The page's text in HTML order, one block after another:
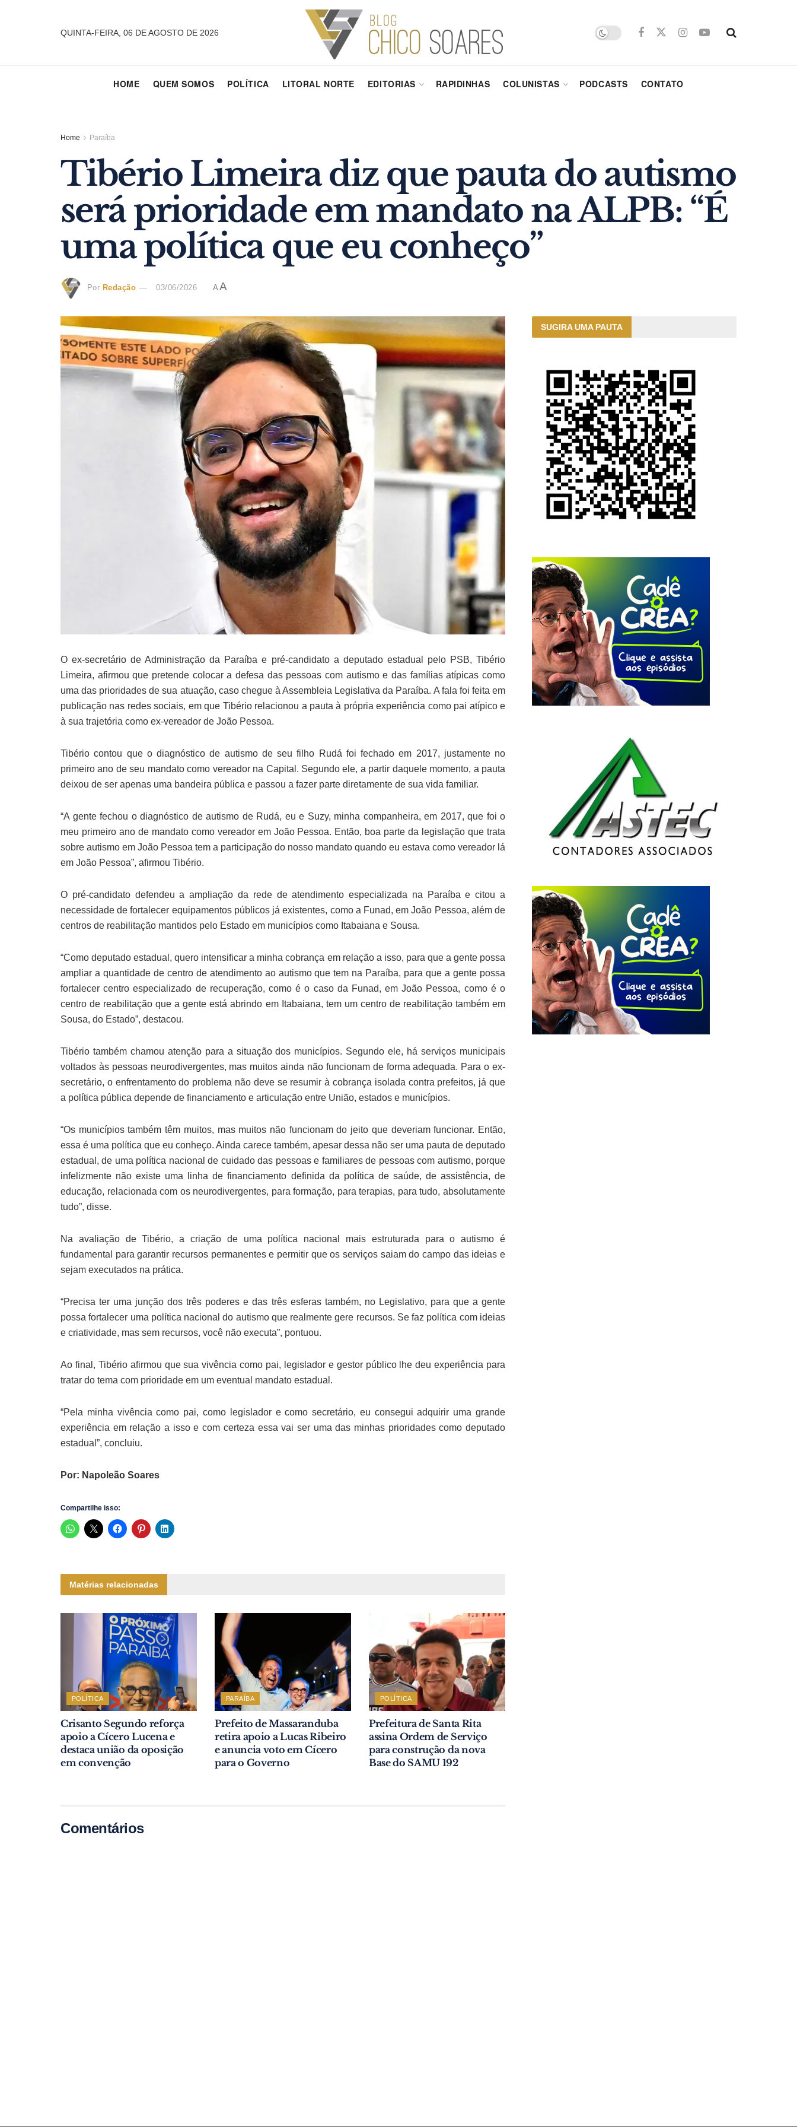
QUINTA-FEIRA, 06 DE AGOSTO DE 2026
HOME QUEM SOMOS POLÍTICA LITORAL NORTE EDITORIAS RAPIDINHAS COLUNISTAS PODCASTS CONTATO
Home Paraíba
Tibério Limeira diz que pauta do autismo
será prioridade em mandato na ALPB: “É
uma política que eu conheço”
Por Redação 03/06/2026 AA
O ex-secretário de Administração da Paraíba e pré-candidato a deputado estadual pelo PSB, Tibério
Limeira, afirmou que pretende colocar a defesa das pessoas com autismo e das famílias atípicas como
uma das prioridades de sua atuação, caso chegue à Assembleia Legislativa da Paraíba. A fala foi feita em
publicação nas redes sociais, em que Tibério relacionou a pauta à própria experiência como pai atípico e
à sua trajetória como ex-vereador de João Pessoa.
Tibério contou que o diagnóstico de autismo de seu filho Rudá foi fechado em 2017, justamente no
primeiro ano de seu mandato como vereador na Capital. Segundo ele, a partir daquele momento, a pauta
deixou de ser apenas uma bandeira pública e passou a fazer parte diretamente de sua vida familiar.
“A gente fechou o diagnóstico de autismo de Rudá, eu e Suzy, minha companheira, em 2017, que foi o
meu primeiro ano de mandato como vereador em João Pessoa. Então, boa parte da legislação que trata
sobre autismo em João Pessoa tem a participação do nosso mandato quando eu estava como vereador lá
em João Pessoa”, afirmou Tibério.
O pré-candidato defendeu a ampliação da rede de atendimento especializada na Paraíba e citou a
necessidade de fortalecer equipamentos públicos já existentes, como a Funad, em João Pessoa, além de
centros de reabilitação mantidos pelo Estado em municípios como Itabaiana e Sousa.
“Como deputado estadual, quero intensificar a minha cobrança em relação a isso, para que a gente possa
ampliar a quantidade de centro de atendimento ao autismo que tem na Paraíba, para que a gente possa
fortalecer centro especializado de recuperação, como é o caso da Funad, em João Pessoa, como é o
centro de reabilitação que a gente está abrindo em Itabaiana, tem um centro de reabilitação também em
Sousa, do Estado”, destacou.
Tibério também chamou atenção para a situação dos municípios. Segundo ele, há serviços municipais
voltados às pessoas neurodivergentes, mas muitos ainda não funcionam de forma adequada. Para o ex-
secretário, o enfrentamento do problema não deve se resumir à cobrança isolada contra prefeitos, já que
a política pública depende de financiamento e articulação entre União, estados e municípios.
“Os municípios também têm muitos, mas muitos não funcionam do jeito que deveriam funcionar. Então,
essa é uma política que eu conheço. Ainda carece também, apesar dessa não ser uma pauta de deputado
estadual, de uma política nacional de cuidado das pessoas e familiares de pessoas com autismo, porque
infelizmente não existe uma linha de financiamento definida da política de saúde, de assistência, de
educação, relacionada com os neurodivergentes, para formação, para terapias, para tudo, absolutamente
tudo”, disse.
Na avaliação de Tibério, a criação de uma política nacional mais estruturada para o autismo é
fundamental para garantir recursos permanentes e permitir que os serviços saiam do campo das ideias e
sejam executados na prática.
“Precisa ter uma junção dos três poderes e das três esferas também, no Legislativo, para que a gente
possa fortalecer uma política nacional do autismo que realmente gere recursos. Se faz política com ideias
e criatividade, mas sem recursos, você não executa”, pontuou.
Ao final, Tibério afirmou que sua vivência como pai, legislador e gestor público lhe deu experiência para
tratar do tema com prioridade em um eventual mandato estadual.
“Pela minha vivência como pai, como legislador e como secretário, eu consegui adquirir uma grande
experiência em relação a isso e com certeza essa vai ser uma das minhas prioridades como deputado
estadual”, concluiu.
Por: Napoleão Soares
Compartilhe isso:
Matérias relacionadas
POLÍTICA
Crisanto Segundo reforça
apoio a Cícero Lucena e
destaca união da oposição
em convenção
PARAÍBA
Prefeito de Massaranduba
retira apoio a Lucas Ribeiro
e anuncia voto em Cícero
para o Governo
POLÍTICA
Prefeitura de Santa Rita
assina Ordem de Serviço
para construção da nova
Base do SAMU 192
Comentários
SUGIRA UMA PAUTA